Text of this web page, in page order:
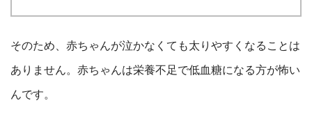
そのため、赤ちゃんが泣かなくても太りやすくなることは
ありません。赤ちゃんは栄養不足で低血糖になる方が怖い
んです。